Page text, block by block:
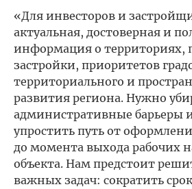
«Для инвесторов и
актуальная, достоверная и
информация о территориях,
застройки, приоритетов
территориального и
развития региона. Нужно
административные барьеры
упростить путь от
до момента выхода рабочих
объекта. Нам предстоит
важных задач: сократить